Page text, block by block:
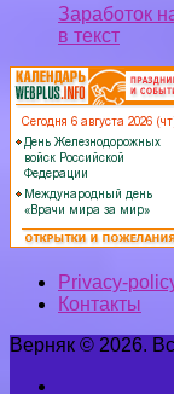
Заработок
в текст
Privacy-
Контакты
Верняк © 2026.